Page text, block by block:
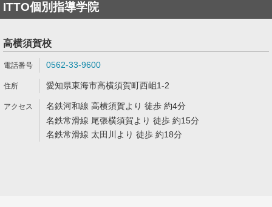
ITTO個別指導学院
高横須賀校
0562-33-9600
愛知県東海市高横須賀町西岨1-2
名鉄河和線 高横須賀より 徒歩 約4分
名鉄常滑線 尾張横須賀より 徒歩 約15分
名鉄常滑線 太田川より 徒歩 約18分